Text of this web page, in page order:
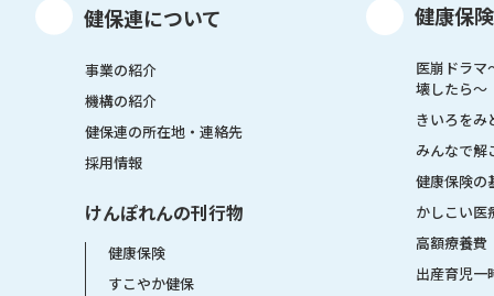
健保連について
事業の紹介
機構の紹介
健保連の所在地・連絡先
採用情報
けんぽれんの刊行物
健康保険
すこやか健保
健康保
医崩ドラマ
壊したら〜
きいろをみ
みんなで解
健康保険の
かしこい医
高額療養費
出産育児一